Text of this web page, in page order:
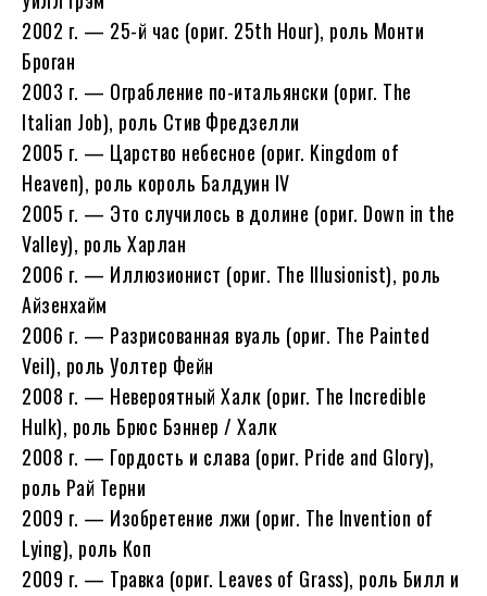
2002 г. — 25-й час (ориг. 25th Hour), роль Монти
Броган
2003 г. — Ограбление по-итальянски (ориг. The
Italian Job), роль Стив Фредзелли
2005 г. — Царство небесное (ориг. Kingdom of
Heaven), роль король Балдуин IV
2005 г. — Это случилось в долине (ориг. Down in the
Valley), роль Харлан
2006 г. — Иллюзионист (ориг. The Illusionist), роль
Айзенхайм
2006 г. — Разрисованная вуаль (ориг. The Painted
Veil), роль Уолтер Фейн
2008 г. — Невероятный Халк (ориг. The Incredible
Hulk), роль Брюс Бэннер / Халк
2008 г. — Гордость и слава (ориг. Pride and Glory),
роль Рай Терни
2009 г. — Изобретение лжи (ориг. The Invention of
Lying), роль Коп
2009 г. — Травка (ориг. Leaves of Grass), роль Билл и